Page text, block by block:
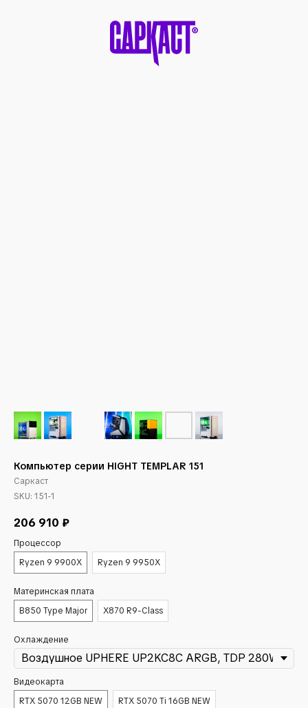
Компьютер серии HIGHT TEMPLAR 151
Саркаст
SKU: 151-1
206 910 ₽
Процессор
Ryzen 9 9900X
Ryzen 9 9950X
Материнская плата
B850 Type Major
X870 R9-Class
Охлаждение
Видеокарта
RTX 5070 12GB NEW
RTX 5070 Ti 16GB NEW